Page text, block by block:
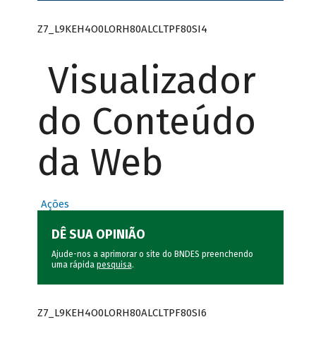
Z7_L9KEH4O0LORH80ALCLTPF80SI4
Visualizador
do Conteúdo
da Web
Ações
DÊ SUA OPINIÃO
Ajude-nos a aprimorar o site do BNDES preenchendo
uma rápida pesquisa.
Z7_L9KEH4O0LORH80ALCLTPF80SI6